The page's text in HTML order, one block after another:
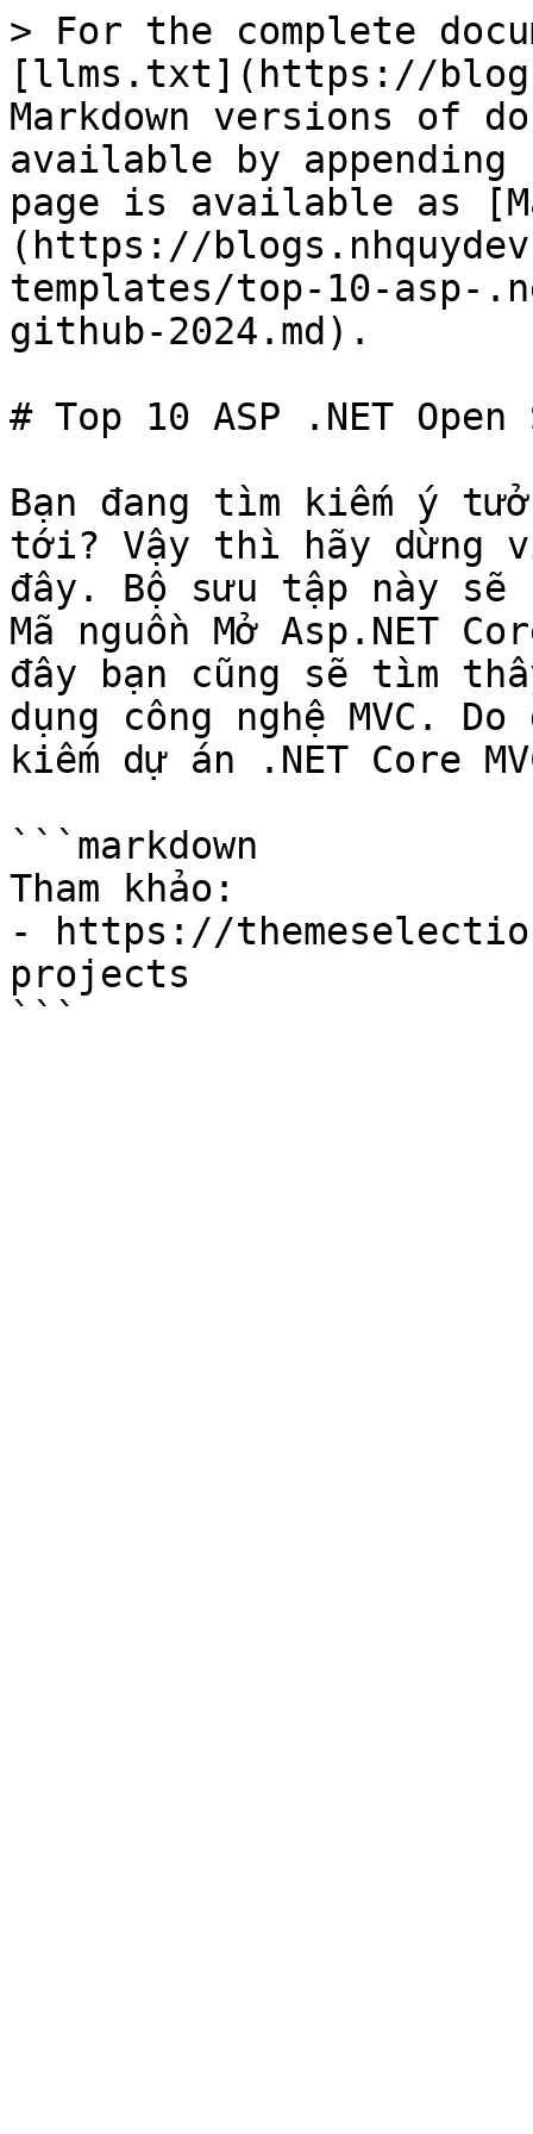
> For the complete
[llms.txt](https://
Markdown versions of
available by
page is available as
(https://
templates/top-10-asp-
github-2024.md).
# Top 10 ASP .NET
Bạn đang tìm kiếm ý
tới? Vậy thì hãy dừng
đây. Bộ sưu tập này sẽ
Mã nguồn Mở Asp.NET
đây bạn cũng sẽ tìm
dụng công nghệ MVC.
kiếm dự án .NET Core
```markdown
Tham khảo:
- https://
projects